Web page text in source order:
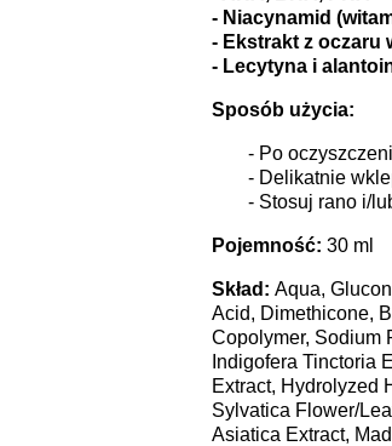
- Niacynamid
- Ekstrakt z oczaru
- Lecytyna i
Sposób użycia:
- Po
- Delikatnie
- Stosuj rano i/
Pojemność: 30 ml
Skład: Aqua,
Acid, Dimethicone,
Copolymer, Sodium
Indigofera Tinctoria
Extract, Hydrolyzed
Sylvatica Flower/
Asiatica Extract,